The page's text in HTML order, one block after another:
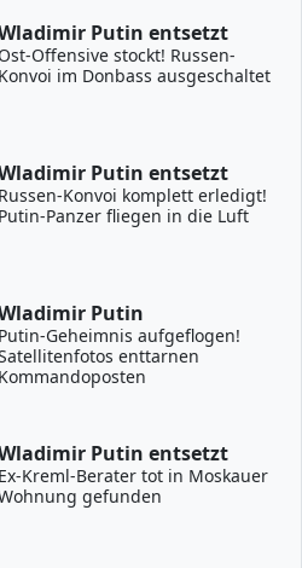
Putin entsetzt
Ost-Offensive stockt! Russen-
Konvoi im Donbass ausgeschaltet
Putin entsetzt
Russen-Konvoi komplett erledigt!
Putin-Panzer fliegen in die Luft
Putin
Putin-Geheimnis aufgeflogen!
enttarnen
Kommandoposten
Putin entsetzt
Ex-Kreml-Berater tot in Moskauer
gefunden